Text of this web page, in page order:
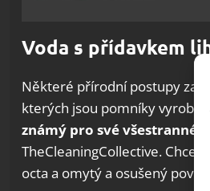
Voda s přídavkem
Některé přírodní postupy
kterých jsou pomníky
známý pro své všestranné
TheCleaningCollective.
octa a omytý a osušený